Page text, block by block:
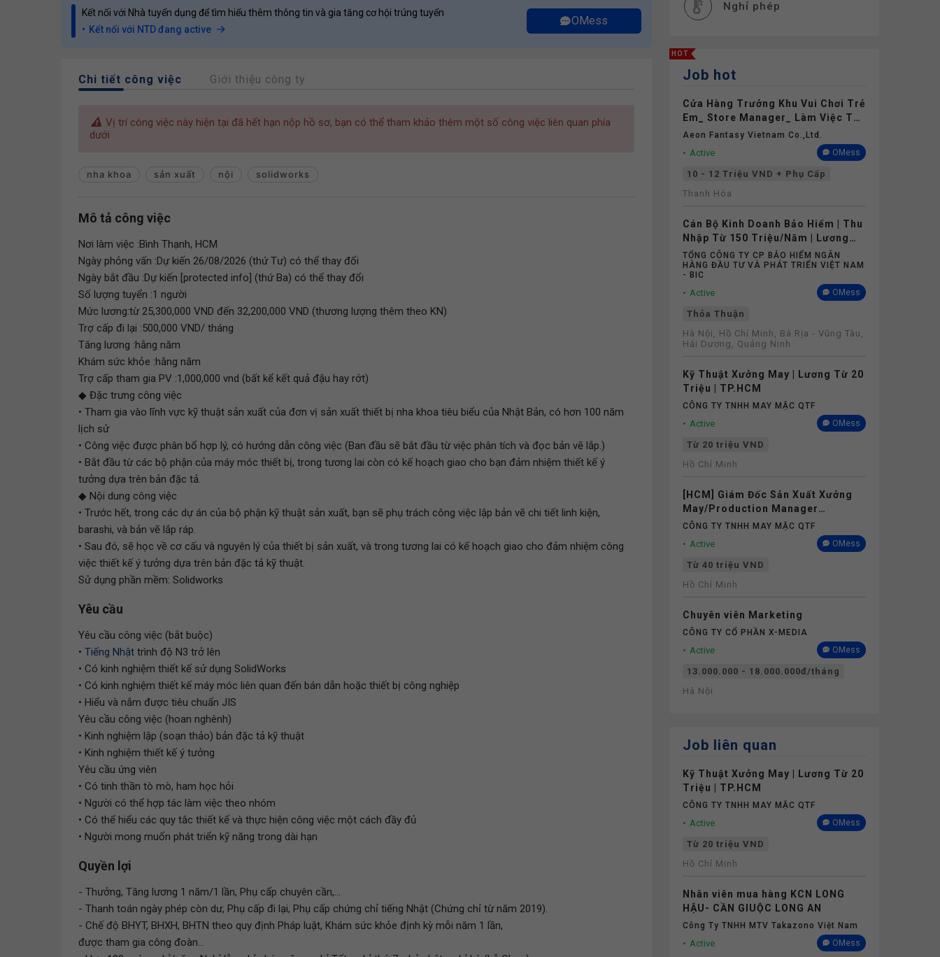
Kết nối với Nhà tuyển dụng để tìm hiểu thêm thông tin và gia tăng cơ hội trúng tuyển
Kết nối với NTD đang active
OMess
Chi tiết công việc Giới thiệu công ty
Vị trí công việc này hiện tại đã hết hạn nộp hồ sơ, bạn có thể tham khảo thêm một số công việc liên quan phía
dưới
nha khoa sản xuất nội solidworks
Mô tả công việc
Nơi làm việc :Bình Thạnh, HCM
Ngày phỏng vấn :Dự kiến 26/08/2026 (thứ Tư) có thể thay đổi
Ngày bắt đầu :Dự kiến [protected info] (thứ Ba) có thể thay đổi
Số lượng tuyển :1 người
Mức lương:từ 25,300,000 VND đến 32,200,000 VND (thương lượng thêm theo KN)
Trợ cấp đi lại :500,000 VND/ tháng
Tăng lương :hằng năm
Khám sức khỏe :hằng năm
Trợ cấp tham gia PV :1,000,000 vnd (bất kể kết quả đậu hay rớt)
◆ Đặc trưng công việc
• Tham gia vào lĩnh vực kỹ thuật sản xuất của đơn vị sản xuất thiết bị nha khoa tiêu biểu của Nhật Bản, có hơn 100 năm
lịch sử
• Công việc được phân bổ hợp lý, có hướng dẫn công việc (Ban đầu sẽ bắt đầu từ việc phân tích và đọc bản vẽ lắp.)
• Bắt đầu từ các bộ phận của máy móc thiết bị, trong tương lai còn có kế hoạch giao cho bạn đảm nhiệm thiết kế ý
tưởng dựa trên bản đặc tả.
◆ Nội dung công việc
• Trước hết, trong các dự án của bộ phận kỹ thuật sản xuất, bạn sẽ phụ trách công việc lập bản vẽ chi tiết linh kiện,
barashi, và bản vẽ lắp ráp.
• Sau đó, sẽ học về cơ cấu và nguyên lý của thiết bị sản xuất, và trong tương lai có kế hoạch giao cho đảm nhiệm công
việc thiết kế ý tưởng dựa trên bản đặc tả kỹ thuật.
Sử dụng phần mềm: Solidworks
Yêu cầu
Yêu cầu công việc (bắt buộc)
• Tiếng Nhật trình độ N3 trở lên
• Có kinh nghiệm thiết kế sử dụng SolidWorks
• Có kinh nghiệm thiết kế máy móc liên quan đến bán dẫn hoặc thiết bị công nghiệp
• Hiểu và nắm được tiêu chuẩn JIS
Yêu cầu công việc (hoan nghênh)
• Kinh nghiệm lập (soạn thảo) bản đặc tả kỹ thuật
• Kinh nghiệm thiết kế ý tưởng
Yêu cầu ứng viên
• Có tinh thần tò mò, ham học hỏi
• Người có thể hợp tác làm việc theo nhóm
• Có thể hiểu các quy tắc thiết kế và thực hiện công việc một cách đầy đủ
• Người mong muốn phát triển kỹ năng trong dài hạn
Quyền lợi
- Thưởng, Tăng lương 1 năm/1 lần, Phụ cấp chuyên cần,...
- Thanh toán ngày phép còn dư, Phụ cấp đi lại, Phụ cấp chứng chỉ tiếng Nhật (Chứng chỉ từ năm 2019).
- Chế độ BHYT, BHXH, BHTN theo quy định Pháp luật, Khám sức khỏe định kỳ mỗi năm 1 lần,
được tham gia công đoàn...
Nghỉ phép
HOT
Job hot
Cửa Hàng Trưởng Khu Vui Chơi Trẻ
Em_ Store Manager_ Làm Việc Tại
Aeon Mall Thanh Hóa
Aeon Fantasy Vietnam Co.,ltd.
Active OMess
10 - 12 Triệu VND + Phụ Cấp
Thanh Hóa
Cán Bộ Kinh Doanh Bảo Hiểm | Thu
Nhập Từ 150 Triệu/Năm | Lương
Cứng Không Phụ Thuộc Doanh Số
TỔNG CÔNG TY CP BẢO HIỂM NGÂN
HÀNG ĐẦU TƯ VÀ PHÁT TRIỂN VIỆT NAM
- BIC
Active OMess
Thỏa Thuận
Hà Nội, Hồ Chí Minh, Bà Rịa - Vũng Tàu,
Hải Dương, Quảng Ninh
Kỹ Thuật Xưởng May | Lương Từ 20
Triệu | TP.HCM
CÔNG TY TNHH MAY MẶC QTF
Active OMess
Từ 20 triệu VND
Hồ Chí Minh
[HCM] Giám Đốc Sản Xuất Xưởng
May/Production Manager
(Garments) - Lương 40M+
CÔNG TY TNHH MAY MẶC QTF
Active OMess
Từ 40 triệu VND
Hồ Chí Minh
Chuyên viên Marketing
CÔNG TY CỔ PHẦN X-MEDIA
Active OMess
13.000.000 - 18.000.000đ/tháng
Hà Nội
Job liên quan
Kỹ Thuật Xưởng May | Lương Từ 20
Triệu | TP.HCM
CÔNG TY TNHH MAY MẶC QTF
Active OMess
Từ 20 triệu VND
Hồ Chí Minh
Nhân viên mua hàng KCN LONG
HẬU- CẦN GIUỘC LONG AN
Công Ty TNHH MTV Takazono Việt Nam
Active OMess